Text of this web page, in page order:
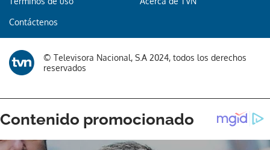
Contáctenos
© Televisora Nacional, S.A 2024, todos los derechos
reservados